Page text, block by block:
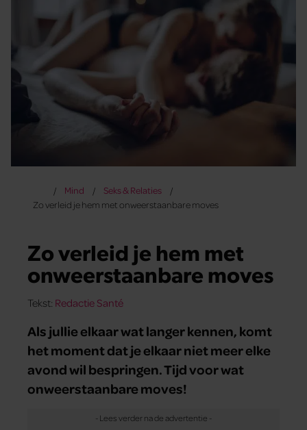
Mind
Seks & Relaties
Zo verleid je hem met onweerstaanbare moves
Zo verleid je hem met
onweerstaanbare moves
Tekst: Redactie Santé
Als jullie elkaar wat langer kennen, komt
het moment dat je elkaar niet meer elke
avond wil bespringen. Tijd voor wat
onweerstaanbare moves!